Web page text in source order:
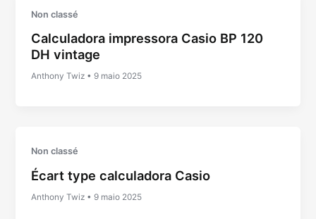
Non classé
Calculadora impressora Casio BP 120
DH vintage
Anthony Twiz •9 maio 2025
Non classé
Écart type calculadora Casio
Anthony Twiz •9 maio 2025